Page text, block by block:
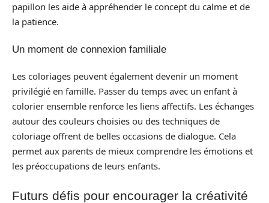
papillon les aide à appréhender le concept du calme et de
la patience.
Un moment de connexion familiale
Les coloriages peuvent également devenir un moment
privilégié en famille. Passer du temps avec un enfant à
colorier ensemble renforce les liens affectifs. Les échanges
autour des couleurs choisies ou des techniques de
coloriage offrent de belles occasions de dialogue. Cela
permet aux parents de mieux comprendre les émotions et
les préoccupations de leurs enfants.
Futurs défis pour encourager la créativité